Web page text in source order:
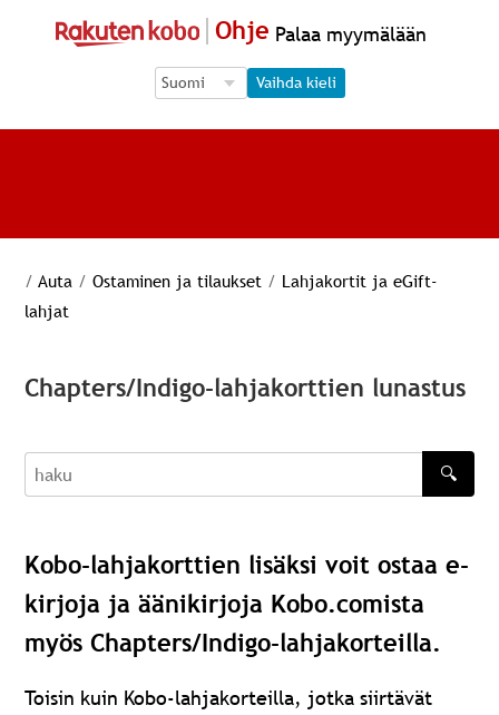
Ohje Palaa myymälään
Language Selection
Language Selection
Vaihda kieli
/ Auta / Ostaminen ja tilaukset / Lahjakortit ja eGift-
lahjat
Chapters/Indigo-lahjakorttien lunastus
haku
🔍
Kobo-lahjakorttien lisäksi voit ostaa e-
kirjoja ja äänikirjoja Kobo.comista
myös Chapters/Indigo-lahjakorteilla.
Toisin kuin Kobo-lahjakorteilla, jotka siirtävät